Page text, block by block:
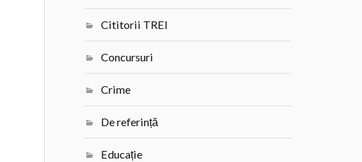
Cititorii TREI
Concursuri
Crime
De referință
Educație